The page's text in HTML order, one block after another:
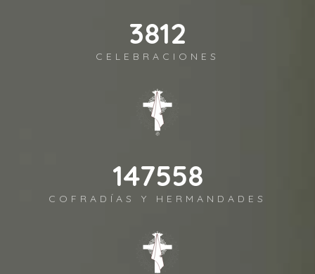
3958
CELEBRACIONES
153233
COFRADÍAS Y HERMANDADES